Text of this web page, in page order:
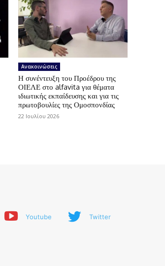
Ανακοινώσεις
Η συνέντευξη του Προέδρου της
ΟΙΕΛΕ στο alfavita για θέματα
ιδιωτικής εκπαίδευσης και για τις
πρωτοβουλίες της Ομοσπονδίας
22 Ιουλίου 2026
Youtube Twitter